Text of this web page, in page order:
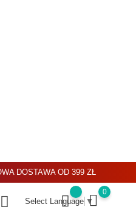
DOSTAWA OD 399 ZŁ
0
Select Language ▼